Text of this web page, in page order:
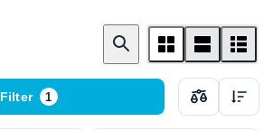
Filter 1